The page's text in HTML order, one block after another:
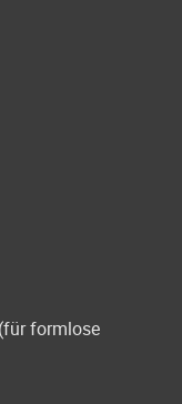
formlose